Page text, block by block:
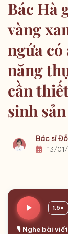
Bác Hà
vàng
ngứa có
năng
cần
sinh sản
Bác sĩ
13/
🎙️ Nghe bài viết
1.5×